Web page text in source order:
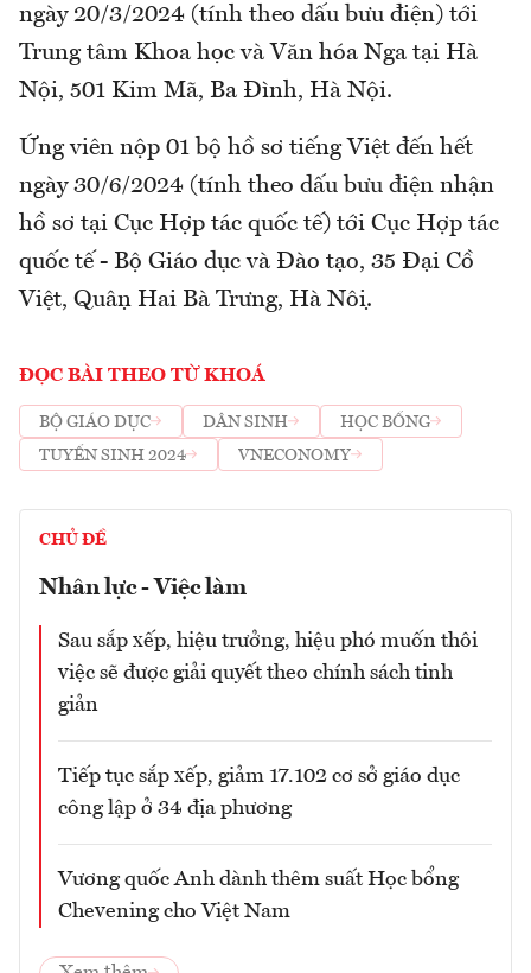
ngày 20/3/2024 (tính theo dấu bưu điện) tới
Trung tâm Khoa học và Văn hóa Nga tại Hà
Nội, 501 Kim Mã, Ba Đình, Hà Nội.
Ứng viên nộp 01 bộ hồ sơ tiếng Việt đến hết
ngày 30/6/2024 (tính theo dấu bưu điện nhận
hồ sơ tại Cục Hợp tác quốc tế) tới Cục Hợp tác
quốc tế - Bộ Giáo dục và Đào tạo, 35 Đại Cồ
Việt, Quận Hai Bà Trưng, Hà Nội.
ĐỌC BÀI THEO TỪ KHOÁ
BỘ GIÁO DỤC DÂN SINH
HỌC BỔNG
TUYỂN SINH 2024
VNECONOMY
CHỦ ĐỀ
Nhân lực - Việc làm
Sau sắp xếp, hiệu trưởng, hiệu phó muốn thôi
việc sẽ được giải quyết theo chính sách tinh
giản
Tiếp tục sắp xếp, giảm 17.102 cơ sở giáo dục
công lập ở 34 địa phương
Vương quốc Anh dành thêm suất Học bổng
Chevening cho Việt Nam